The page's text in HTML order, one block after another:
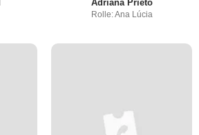
Adriana Prieto
Rolle: Ana Lúcia